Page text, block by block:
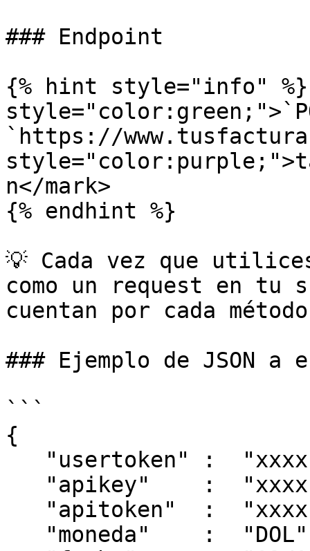
### Endpoint
{% hint style="info" %}
`https://
n</mark>
{% endhint %}
💡 Cada vez que
como un request en tu
cuentan por cada
### Ejemplo de JSON a
```
{